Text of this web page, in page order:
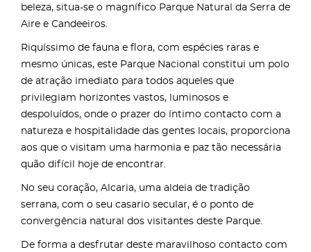
beleza, situa-se o magnífico Parque Natural da Serra de
Aire e Candeeiros.
Riquíssimo de fauna e flora, com espécies raras e
mesmo únicas, este Parque Nacional constitui um polo
de atração imediato para todos aqueles que
privilegiam horizontes vastos, luminosos e
despoluídos, onde o prazer do íntimo contacto com a
natureza e hospitalidade das gentes locais, proporciona
aos que o visitam uma harmonia e paz tão necessária
quão difícil hoje de encontrar.
No seu coração, Alcaria, uma aldeia de tradição
serrana, com o seu casario secular, é o ponto de
convergência natural dos visitantes deste Parque.
De forma a desfrutar deste maravilhoso contacto com